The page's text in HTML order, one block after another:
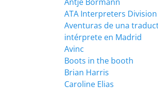
ATA Interpreters Division
Aventuras de una
intérprete en Madrid
Avinc
Boots in the booth
Brian Harris
Caroline Elias